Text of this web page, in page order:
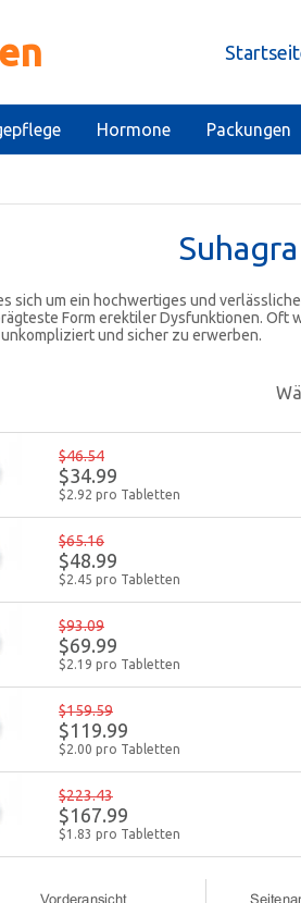
Hormone Packungen
Suhagra
sich um ein hochwertiges und
Form erektiler Dysfunktionen. Oft
und sicher zu erwerben.
$46.54
$34.99
$2.92 pro Tabletten
$65.16
$48.99
$2.45 pro Tabletten
$93.09
$69.99
$2.19 pro Tabletten
$159.59
$119.99
$2.00 pro Tabletten
$223.43
$167.99
$1.83 pro Tabletten